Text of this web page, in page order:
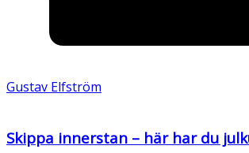
Gustav Elfström
Skippa innerstan – här har du